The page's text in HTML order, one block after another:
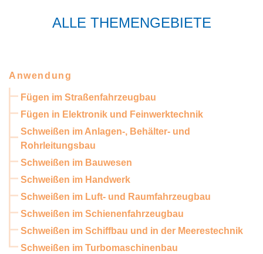
ALLE THEMENGEBIETE
Anwendung
Fügen im Straßenfahrzeugbau
Fügen in Elektronik und Feinwerktechnik
Schweißen im Anlagen-, Behälter- und
Rohrleitungsbau
Schweißen im Bauwesen
Schweißen im Handwerk
Schweißen im Luft- und Raumfahrzeugbau
Schweißen im Schienenfahrzeugbau
Schweißen im Schiffbau und in der Meerestechnik
Schweißen im Turbomaschinenbau